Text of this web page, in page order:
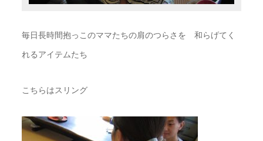
毎日長時間抱っこのママたちの肩のつらさを 和らげてく
れるアイテムたち
こちらはスリング